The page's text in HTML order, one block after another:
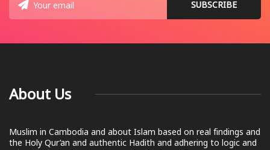
About Us
Muslim in Cambodia and about Islam based on real findings and
the Holy Qur’an and authentic Hadith and adhering to logic and